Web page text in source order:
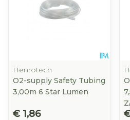
Henrotech
O2-supply Safety Tubing
3,00m 6 Star Lumen
€ 1,86